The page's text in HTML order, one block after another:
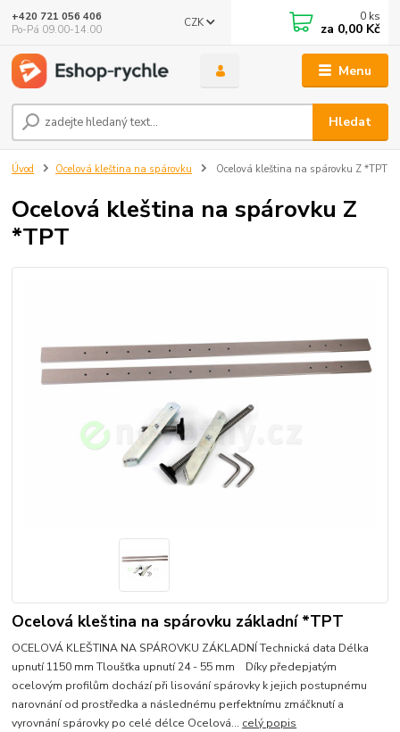
Menu
CZK
Hledat
+420 721 056 406
Po-Pá 09.00-14.00
0 ks
za 0,00 Kč
Úvod Ocelová kleština na spárovku Ocelová kleština na spárovku Z *TPT
Ocelová kleština na spárovku Z
*TPT
Ocelová kleština na spárovku základní *TPT
OCELOVÁ KLEŠTINA NA SPÁROVKU ZÁKLADNÍ Technická data Délka
upnutí 1150 mm Tloušťka upnutí 24 - 55 mm Díky předepjatým
ocelovým profilům dochází při lisování spárovky k jejich postupnému
narovnání od prostředka a následnému perfektnímu zmáčknutí a
vyrovnání spárovky po celé délce Ocelová... celý popis